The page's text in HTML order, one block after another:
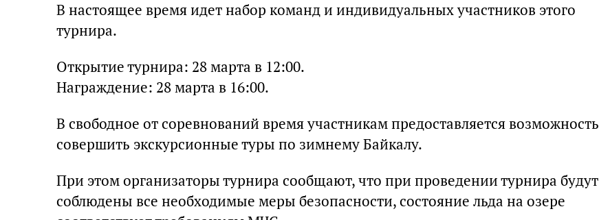
В настоящее время идет набор команд и индивидуальных участников этого
турнира.
Открытие турнира: 28 марта в 12:00.
Награждение: 28 марта в 16:00.
В свободное от соревнований время участникам предоставляется возможность
совершить экскурсионные туры по зимнему Байкалу.
При этом организаторы турнира сообщают, что при проведении турнира будут
соблюдены все необходимые меры безопасности, состояние льда на озере